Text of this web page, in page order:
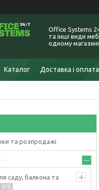
Office Systems
та інші види
одному
Каталог Доставка і оплата
та розпродажі
саду, балкона та
470